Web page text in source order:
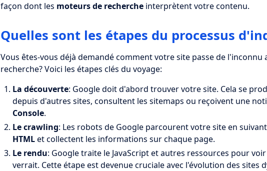
façon dont les moteurs de recherche interprètent votre contenu.
Quelles sont les étapes du processus
Vous êtes-vous déjà demandé comment votre site passe de l'inconnu
recherche? Voici les étapes clés du voyage:
La découverte: Google doit d'abord trouver votre site. Cela se
depuis d'autres sites, consultent les sitemaps ou reçoivent une
Console.
Le crawling: Les robots de Google parcourent votre site en
HTMLet collectent les informations sur chaque page.
Le rendu: Google traite le JavaScript et autres ressources pour
verrait. Cette étape est devenue cruciale avec l'évolution des sites